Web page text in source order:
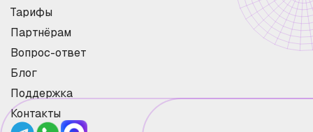
Тарифы
Партнёрам
Вопрос-ответ
Блог
Поддержка
Контакты